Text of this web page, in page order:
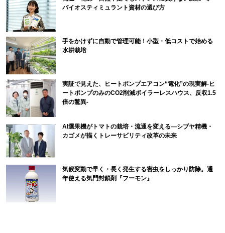
バイオスティミュラント資材の選び方
手をかけずに自動で管理可能！小型・低コストで始める
水耕栽培
実証で見えた、ヒートポンプエアコン“電化”の現実解-ヒ
ートポンプのみのCO2削減ボイラーレスハウス、反収1.5
倍の驚異-
AI選果機がトマトの栽培・流通を変える―シブヤ精機・
カゴメが描くトレーサビリティ改革の未来
気候変動で早く・長く発生する害虫をしっかり防除。通
年使える気門封鎖剤『フーモン』